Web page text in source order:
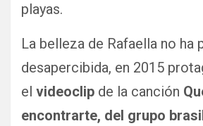
playas.
La belleza de Rafaella no ha
desapercibida, en 2015
el videoclip de la canción
encontrarte, del grupo